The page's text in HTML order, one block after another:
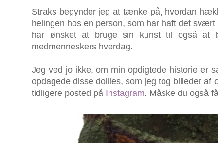
Straks begynder jeg at tænke på, hvordan
helingen hos en person, som har haft det
har ønsket at bruge sin kunst til også
medmenneskers hverdag.
Jeg ved jo ikke, om min opdigtede historie er
opdagede disse doilies, som jeg tog billeder af
tidligere posted på Instagram. Måske du også